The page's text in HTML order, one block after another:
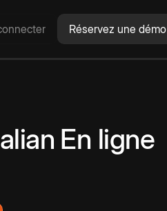
Réservez une démo
En ligne